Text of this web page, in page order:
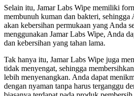
Selain itu, Jamar Labs Wipe memiliki
membunuh kuman dan bakteri,
akan kebersihan permukaan yang Anda
menggunakan Jamar Labs Wipe, Anda
dan kebersihan yang tahan lama.
Tak hanya itu, Jamar Labs Wipe juga
tidak menyengat, sehingga
lebih menyenangkan. Anda dapat
dengan nyaman tanpa harus terganggu